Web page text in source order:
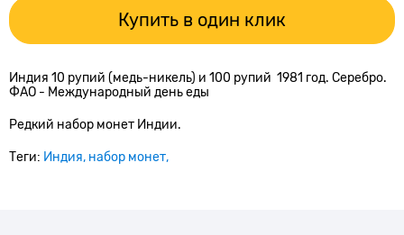
Купить в один клик
Индия 10 рупий (медь-никель) и 100 рупий 1981 год. Серебро.
ФАО - Международный день еды
Редкий набор монет Индии.
Теги: Индия набор монет